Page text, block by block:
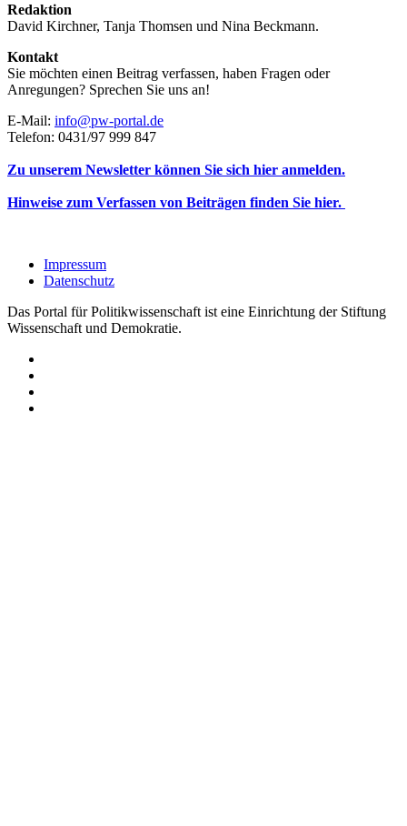
Redaktion
David Kirchner, Tanja Thomsen und Nina Beckmann.
Kontakt
Sie möchten einen Beitrag verfassen, haben Fragen oder
Anregungen? Sprechen Sie uns an!
E-Mail: info@pw-portal.de
Telefon: 0431/97 999 847
Zu unserem Newsletter können Sie sich hier anmelden.
Hinweise zum Verfassen von Beiträgen finden Sie hier.
Impressum
Datenschutz
Das Portal für Politikwissenschaft ist eine Einrichtung der Stiftung
Wissenschaft und Demokratie.